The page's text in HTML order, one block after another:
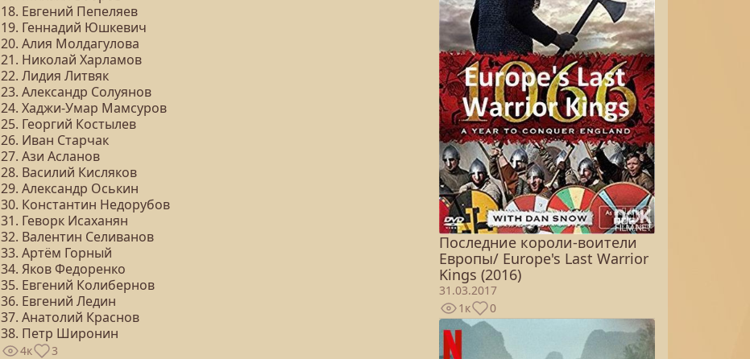
18. Евгений Пепеляев
19. Геннадий Юшкевич
20. Алия Молдагулова
21. Николай Харламов
22. Лидия Литвяк
23. Александр Солуянов
24. Хаджи-Умар Мамсуров
25. Георгий Костылев
26. Иван Старчак
27. Ази Асланов
28. Василий Кисляков
29. Александр Оськин
30. Константин Недорубов
31. Геворк Исаханян
32. Валентин Селиванов
33. Артём Горный
34. Яков Федоренко
35. Евгений Колибернов
36. Евгений Ледин
37. Анатолий Краснов
38. Петр Широнин
4к 3
Последние короли-воители
Европы/ Europe's Last Warrior
Kings (2016)
31.03.2017
1к
0